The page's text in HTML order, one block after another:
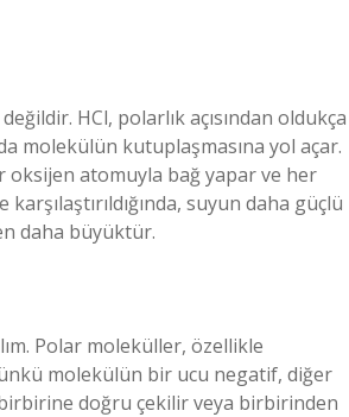
HCl, polarlık açısından oldukça
molekülün kutuplaşmasına yol açar.
atomuyla bağ yapar ve her
suyun daha güçlü
daha büyüktür.
Polar moleküller, özellikle
molekülün bir ucu negatif, diğer
doğru çekilir veya birbirinden